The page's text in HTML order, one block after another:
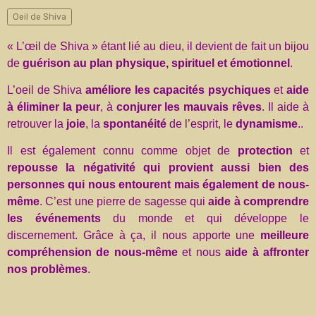
Oeil de Shiva
« L’œil de Shiva » étant lié au dieu, il devient de fait un bijou
de guérison au plan physique, spirituel et émotionnel .
L’oeil de Shiva améliore les capacités psychiqueset aide
à éliminer la peur, à conjurer les mauvais rêves. Il aide à
retrouver la joie, la spontanéité de l’esprit, le dynamisme..
Il est également connu comme objet de protection et
repousse la négativité qui provient aussi bien des
personnes qui nous entourent mais également de nous-
même. C’est une pierre de sagesse quiaide à comprendre
les événementsdu monde et qui développe le
discernement. Grâce à ça, il nous apporte une meilleure
compréhension de nous-mêmeet nousaide à affronter
nos problèmes.